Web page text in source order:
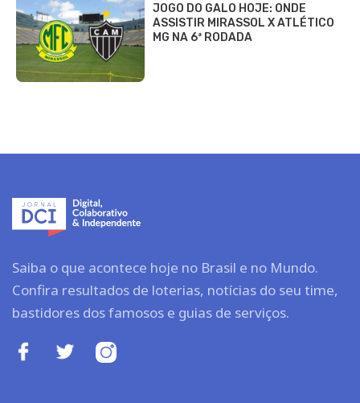
JOGO DO GALO HOJE: ONDE
ASSISTIR MIRASSOL X ATLÉTICO
MG NA 6ª RODADA
Saiba o que acontece hoje no Brasil e no Mundo.
Confira resultados de loterias, notícias do seu time,
bastidores dos famosos e guias de serviços.